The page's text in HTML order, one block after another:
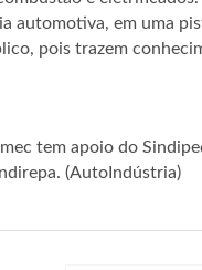
em uma
pois trazem
tem apoio do
(AutoIndústria)